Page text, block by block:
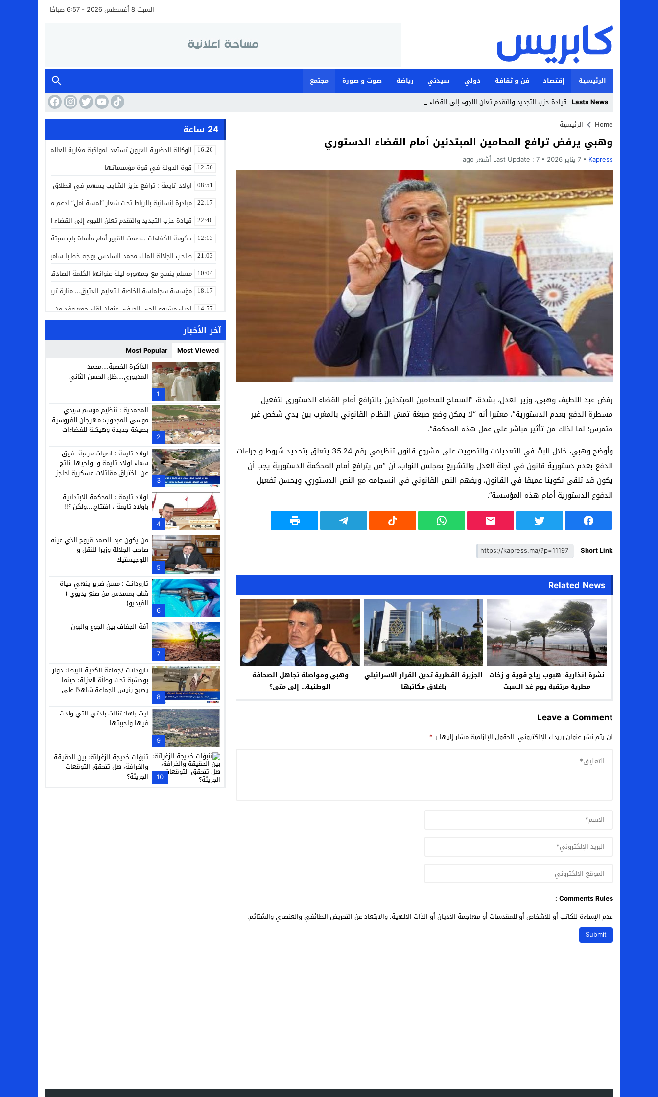
السبت 8 أغسطس 2026 - 6:57 صباحًا
الرئيسية إقتصاد فن و ثقافة دولي سيدتي رياضة صوت و صورة
مجتمع
Lasts News قيادة حزب التجديد والتقدم تعلن اللجوء إلى القضاء لمواجهة م_
Stop
Previous
Next
Home الرئيسية
وهبي يرفض ترافع المحامين المبتدئين أمام القضاء الدستوري
Kapress 7 يناير 2026 Last Update : 7 أشهر ago
رفض عبد اللطيف وهبي، وزير العدل، بشدة، “السماح للمحامين المبتدئين بالترافع أمام القضاء الدستوري لتفعيل
مسطرة الدفع بعدم الدستورية”، معتبرا أنه “لا يمكن وضع صيغة تمسّ النظام القانوني بالمغرب بين يدي شخص غير
متمرس؛ لما لذلك من تأثير مباشر على عمل هذه المحكمة”.
وأوضح وهبي، خلال البتّ في التعديلات والتصويت على مشروع قانون تنظيمي رقم 35.24 يتعلق بتحديد شروط وإجراءات
الدفع بعدم دستورية قانون في لجنة العدل والتشريع بمجلس النواب، أن “من يترافع أمام المحكمة الدستورية يجب أن
يكون قد تلقى تكوينا عميقا في القانون، ويفهم النص القانوني في انسجامه مع النص الدستوري، ويحسن تفعيل
الدفوع الدستورية أمام هذه المؤسسة”.
Short Link
Related News
نشرة إنذارية: هبوب رياح قوية و زخات
مطرية مرتقبة يوم غد السبت
الجزيرة القطرية تدين القرار الاسرائيلي
باغلاق مكاتبها
وهبي ومواصلة تجاهل الصحافة
الوطنية… إلى متى؟
Leave a Comment
لن يتم نشر عنوان بريدك الإلكتروني. الحقول الإلزامية مشار إليها بـ*
Comments Rules :
عدم الإساءة للكاتب أو للأشخاص أو للمقدسات أو مهاجمة الأديان أو الذات الالهية. والابتعاد عن التحريض الطائفي والعنصري والشتائم.
24 ساعة
16:26 الوكالة الحضرية للعيون تستعد لمواكبة مغاربة العالم خلال مقامهم
12:56 قوة الدولة في قوة مؤسساتها
08:51 اولاد_تايمة : ترافع عزيز الشايب يسهم في انطلاق مشروع مائي
22:17 مبادرة إنسانية بالرباط تحت شعار “لمسة أمل” لدعم مرضى السرطان
22:40 قيادة حزب التجديد والتقدم تعلن اللجوء إلى القضاء لمواجهة ما
12:13 حكومة الكفاءات …صمت القبور أمام مأساة باب سبتة
21:03 صاحب الجلالة الملك محمد السادس يوجه خطابا ساميا إلى الأمة
10:04 مسلم ينسج مع جمهوره ليلة عنوانها الكلمة الصادقة في مهرجان
18:17 مؤسسة سجلماسة الخاصة للتعليم العتيق… منارة تربوية تجمع بين
14:57 إحياء مشروع الحي الحرفي عنوان لقاء جمع وفد من جمعية التضامن
14:24 بن كيران يهاجم “البام”: “حزب الفساد وقياداته انتهى ببعضها في
كمال محرر يقود استئنافية تارودانت: مسار قضائي راسخ ورؤية
11:05 حبشان وكيلاً عاماً بتارودانت: ترقية جديدة في الحركة القضائية
21:28 حزب الديمقراطيين الجدد يؤسس منظمتي شباب ونساء الصحراء بالعيون
13:37 عطش أولاد تايمة وسياسة “الحبة والقبة”: هل أصبح الماء إنجازاً بطولياً؟
آخر الأخبار
Most Viewed
Most Popular
1
الذاكرة الخصبة….محمد
المديوري….ظل الحسن الثاني
2
المحمدية : تنظيم موسم سيدي
موسى المجدوب: مهرجان للفروسية
بصيغة جديدة وهيكلة للفضاءات
3
اولاد تايمة : اصوات مرعبة فوق
سماء اولاد تايمة و نواحيها ناتج
عن اختراق مقاتلات عسكرية لحاجز
4
اولاد تايمة : المحكمة الابتدائية
باولاد تايمة ، افتتاح….ولكن ؟!!
5
من يكون عبد الصمد قيوح الذي عينه
صاحب الجلالة وزيرا للنقل و
اللوجيستيك
6
تارودانت : مسن ضرير ينهي حياة
شاب بمسدس من صنع يديوي (
الفيديو)
7
آفة الجفاف بين الجوع والبون
8
تارودانت /جماعة الكدية البيضا: دوار
بوحشبة تحت وطأة العزلة: حينما
يصبح رئيس الجماعة شاهدًا على
9
ايت باها: تنالت بلدتي التي ولدت
فيها واحببتها
10
تنبؤات خديجة الزغراتة: بين الحقيقة
والخرافة، هل تتحقق التوقعات
الجريئة؟